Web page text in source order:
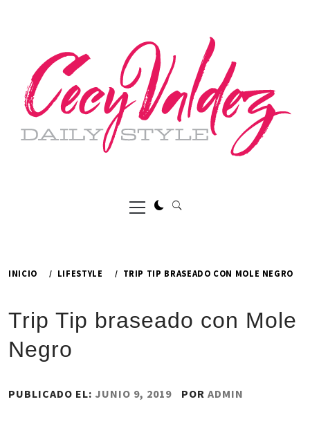
Menú
principal
INICIO LIFESTYLE TRIP TIP BRASEADO CON MOLE NEGRO
Trip Tip braseado con Mole
Negro
PUBLICADO EL: JUNIO 9, 2019 POR ADMIN